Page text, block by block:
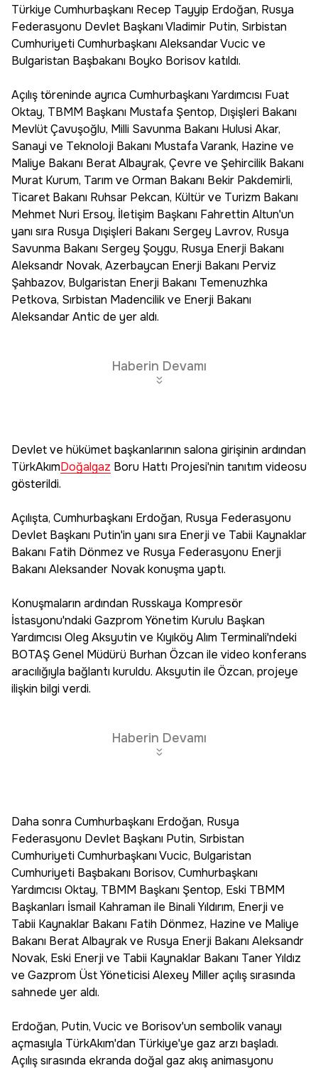
Türkiye Cumhurbaşkanı Recep Tayyip Erdoğan, Rusya
Federasyonu Devlet Başkanı Vladimir Putin, Sırbistan
Cumhuriyeti Cumhurbaşkanı Aleksandar Vucic ve
Bulgaristan Başbakanı Boyko Borisov katıldı.
Açılış töreninde ayrıca Cumhurbaşkanı Yardımcısı Fuat
Oktay, TBMM Başkanı Mustafa Şentop, Dışişleri Bakanı
Mevlüt Çavuşoğlu, Milli Savunma Bakanı Hulusi Akar,
Sanayi ve Teknoloji Bakanı Mustafa Varank, Hazine ve
Maliye Bakanı Berat Albayrak, Çevre ve Şehircilik Bakanı
Murat Kurum, Tarım ve Orman Bakanı Bekir Pakdemirli,
Ticaret Bakanı Ruhsar Pekcan, Kültür ve Turizm Bakanı
Mehmet Nuri Ersoy, İletişim Başkanı Fahrettin Altun'un
yanı sıra Rusya Dışişleri Bakanı Sergey Lavrov, Rusya
Savunma Bakanı Sergey Şoygu, Rusya Enerji Bakanı
Aleksandr Novak, Azerbaycan Enerji Bakanı Perviz
Şahbazov, Bulgaristan Enerji Bakanı Temenuzhka
Petkova, Sırbistan Madencilik ve Enerji Bakanı
Aleksandar Antic de yer aldı.
Haberin Devamı
Devlet ve hükümet başkanlarının salona girişinin ardından
TürkAkımDoğalgaz Boru Hattı Projesi'nin tanıtım videosu
gösterildi.
Açılışta, Cumhurbaşkanı Erdoğan, Rusya Federasyonu
Devlet Başkanı Putin'in yanı sıra Enerji ve Tabii Kaynaklar
Bakanı Fatih Dönmez ve Rusya Federasyonu Enerji
Bakanı Aleksander Novak konuşma yaptı.
Konuşmaların ardından Russkaya Kompresör
İstasyonu'ndaki Gazprom Yönetim Kurulu Başkan
Yardımcısı Oleg Aksyutin ve Kıyıköy Alım Terminali'ndeki
BOTAŞ Genel Müdürü Burhan Özcan ile video konferans
aracılığıyla bağlantı kuruldu. Aksyutin ile Özcan, projeye
ilişkin bilgi verdi.
Haberin Devamı
Daha sonra Cumhurbaşkanı Erdoğan, Rusya
Federasyonu Devlet Başkanı Putin, Sırbistan
Cumhuriyeti Cumhurbaşkanı Vucic, Bulgaristan
Cumhuriyeti Başbakanı Borisov, Cumhurbaşkanı
Yardımcısı Oktay, TBMM Başkanı Şentop, Eski TBMM
Başkanları İsmail Kahraman ile Binali Yıldırım, Enerji ve
Tabii Kaynaklar Bakanı Fatih Dönmez, Hazine ve Maliye
Bakanı Berat Albayrak ve Rusya Enerji Bakanı Aleksandr
Novak, Eski Enerji ve Tabii Kaynaklar Bakanı Taner Yıldız
ve Gazprom Üst Yöneticisi Alexey Miller açılış sırasında
sahnede yer aldı.
Erdoğan, Putin, Vucic ve Borisov'un sembolik vanayı
açmasıyla TürkAkım'dan Türkiye'ye gaz arzı başladı.
Açılış sırasında ekranda doğal gaz akış animasyonu